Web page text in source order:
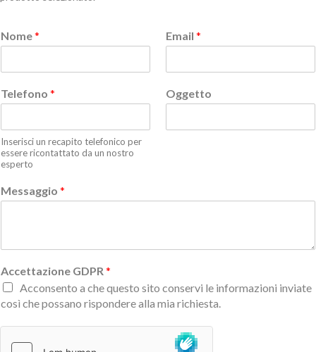
Nome* Email *
Telefono *
Inserisci un recapito telefonico per
essere ricontattato da un nostro
esperto
Oggetto
Messaggio *
Accettazione GDPR *
Acconsento a che questo sito conservi le informazioni inviate
così che possano rispondere alla mia richiesta.